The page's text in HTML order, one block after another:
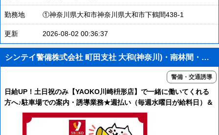
勤務地 ①神奈川県大和市神奈川県大和市下鶴間438-1
更新 2026-08-02 00:36:37
シンテイ警備株式会社 町田支社 大和(神奈川)・南林間・中央林間(39)エリア/A3203200109
警備・交通誘導
日給UP！土日祝のみ【YAOKO川崎枡形店】で一緒に働いてくれる
方へ♪駐車場での案内・誘導業務★週払い（毎週水曜日が給料日）＆
交通費全額支給＆直行直帰＆週1日～OK！YAOKO新百合ヶ丘店も
同時募集中